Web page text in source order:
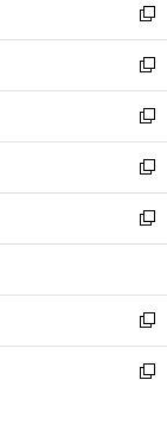
く
で
開
く
ド
ウ
で
開
く
ィ
ン
ド
ウ
で
開
く
い
ウ
ィ
ン
ド
ウ
で
開
く
新
し
い
ウ
ィ
ン
ド
ウ
で
開
新
し
い
ウ
ィ
ン
ド
ウ
開
く
新
し
い
ウ
ィ
ン
ウ
で
開
く
新
し
い
ウ
ン
ド
ウ
で
新
し
ウ
ィ
ン
ド
新
し
い
新